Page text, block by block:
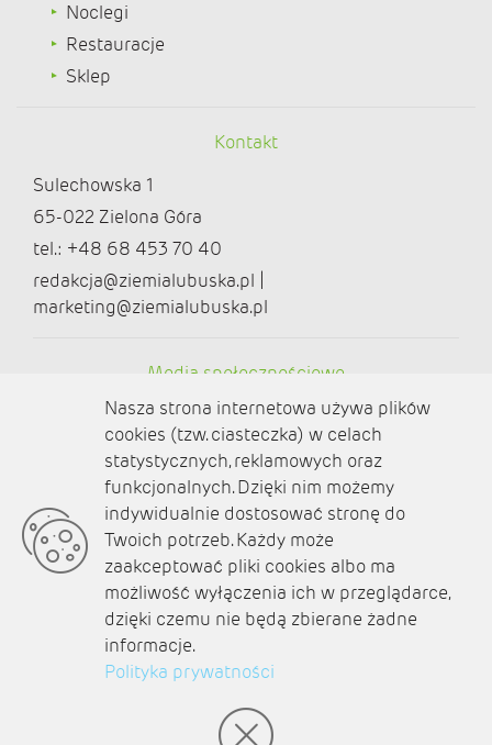
Noclegi
Restauracje
Sklep
Kontakt
Sulechowska 1
65-022 Zielona Góra
tel.: +48 68 453 70 40
redakcja@ziemialubuska.pl |
marketing@ziemialubuska.pl
Media społecznościowe
O nas
Kontakt
Polityka prywatności
Aktualności
Zaplanuj podróż
© amb software 2004-2021
Nasza strona internetowa używa plików
cookies (tzw. ciasteczka) w celach
statystycznych, reklamowych oraz
funkcjonalnych. Dzięki nim możemy
indywidualnie dostosować stronę do
Twoich potrzeb. Każdy może
zaakceptować pliki cookies albo ma
możliwość wyłączenia ich w przeglądarce,
dzięki czemu nie będą zbierane żadne
informacje.
Polityka prywatności